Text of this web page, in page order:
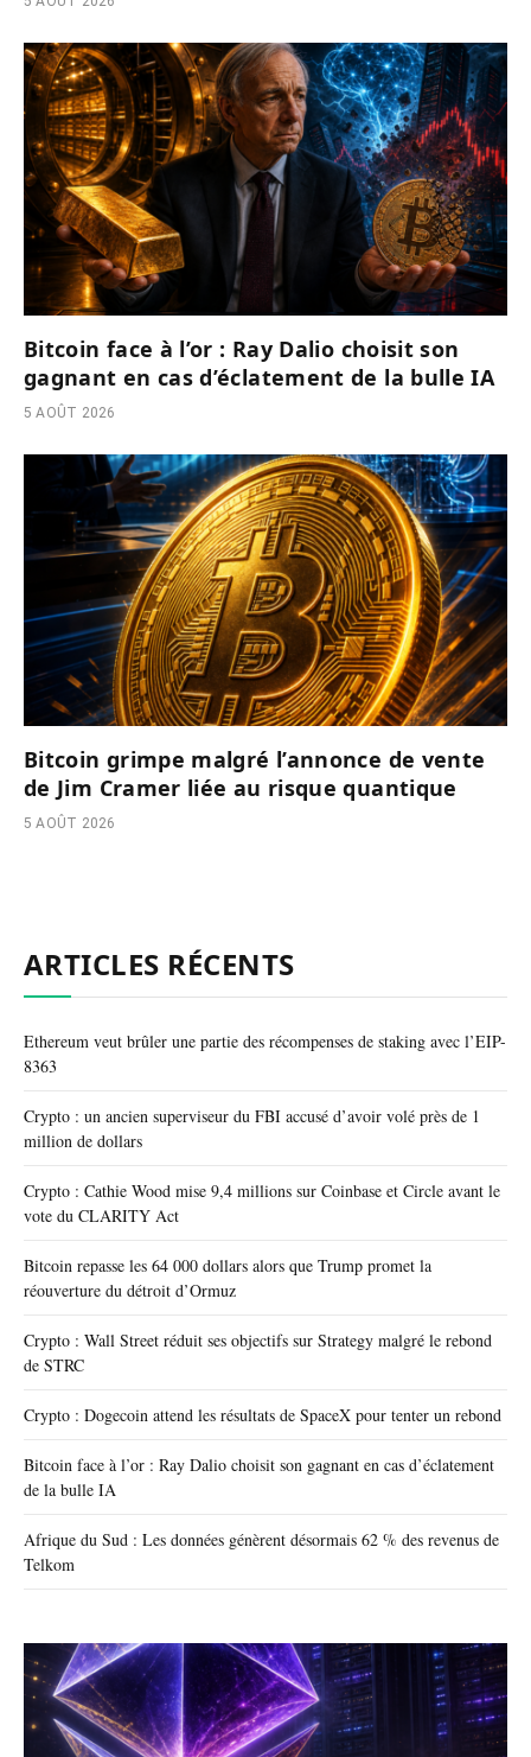
Bitcoin face à l’or : Ray Dalio choisit son
gagnant en cas d’éclatement de la bulle IA
5 AOÛT 2026
Bitcoin grimpe malgré l’annonce de vente
de Jim Cramer liée au risque quantique
5 AOÛT 2026
ARTICLES RÉCENTS
Ethereum veut brûler une partie des récompenses de staking avec l’EIP-
8363
Crypto : un ancien superviseur du FBI accusé d’avoir volé près de 1
million de dollars
Crypto : Cathie Wood mise 9,4 millions sur Coinbase et Circle avant le
vote du CLARITY Act
Bitcoin repasse les 64 000 dollars alors que Trump promet la
réouverture du détroit d’Ormuz
Crypto : Wall Street réduit ses objectifs sur Strategy malgré le rebond
de STRC
Crypto : Dogecoin attend les résultats de SpaceX pour tenter un rebond
Bitcoin face à l’or : Ray Dalio choisit son gagnant en cas d’éclatement
de la bulle IA
Afrique du Sud : Les données génèrent désormais 62 % des revenus de
Telkom